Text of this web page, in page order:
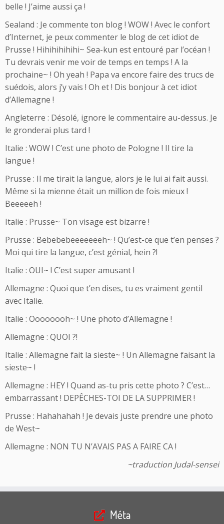
belle ! J’aime aussi ça !
Sealand : Je commente ton blog ! WOW ! Avec le confort
d’Internet, je peux commenter le blog de cet idiot de
Prusse ! Hihihihihihi~ Sea-kun est entouré par l’océan !
Tu devrais venir me voir de temps en temps ! A la
prochaine~ ! Oh yeah ! Papa va encore faire des trucs de
suédois, alors j’y vais ! Oh et ! Dis bonjour à cet idiot
d’Allemagne !
Angleterre : Désolé, ignore le commentaire au-dessus. Je
le gronderai plus tard !
Italie : WOW ! C’est une photo de Pologne ! Il tire la
langue !
Prusse : Il me tirait la langue, alors je le lui ai fait aussi.
Même si la mienne était un million de fois mieux !
Beeeeeh !
Italie : Prusse~ Ton visage est bizarre !
Prusse : Bebebebeeeeeeeh~ ! Qu’est-ce que t’en penses ?
Moi qui tire la langue, c’est génial, hein ?!
Italie : OUI~ ! C’est super amusant !
Allemagne : Quoi que t’en dises, tu es vraiment gentil
avec Italie.
Italie : Oooooooh~ ! Une photo d’Allemagne !
Allemagne : QUOI ?!
Italie : Allemagne fait la sieste~ ! Un Allemagne faisant la
sieste~ !
Allemagne : HEY ! Quand as-tu pris cette photo ? C’est…
embarrassant ! DEPÊCHES-TOI DE LA SUPPRIMER !
Prusse : Hahahahah ! Je devais juste prendre une photo
de West~
Allemagne : NON TU N’AVAIS PAS A FAIRE CA !
~traduction Judal-sensei
Méta